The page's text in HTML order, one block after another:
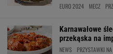
EURO 2024 MECZ
Karnawałowe
przekąska na
NEWS PRZYSTAWKI